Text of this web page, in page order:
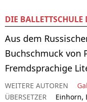
DIE BALLETTSCHULE
Aus dem
Buchschmuck von
Fremdsprachige
WEITERE AUTOREN
ÜBERSETZER
Einhorn,